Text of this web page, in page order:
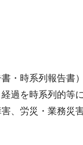
・時系列報告書
過を時系列的等
、労災・業務災